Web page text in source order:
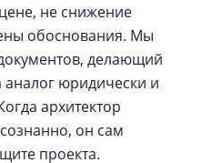
не снижение
обоснования. Мы
делающий
юридически и
архитектор
он сам
проекта.